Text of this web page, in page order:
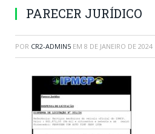
PARECER JURÍDICO
POR CR2-ADMIN5 EM 8 DE JANEIRO DE 2024